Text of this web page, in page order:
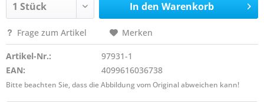
In den Warenkorb
Frage zum Artikel Merken
Artikel-Nr.:
97931-1
EAN:
4099616036738
Bitte beachten Sie, dass die Abbildung vom Original abweichen kann!